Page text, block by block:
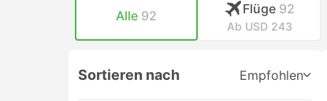
Alle 92 Flüge 92
Ab USD 243
Sortieren nach Empfohlen